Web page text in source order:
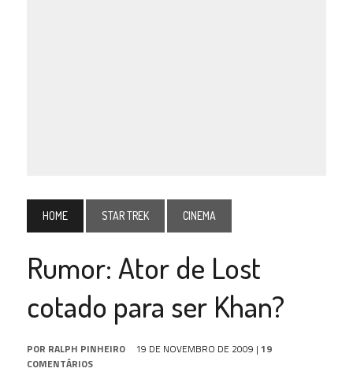
HOME STAR TREK CINEMA
Rumor: Ator de Lost
cotado para ser Khan?
POR RALPH PINHEIRO 19 DE NOVEMBRO DE 2009 | 19
COMENTÁRIOS